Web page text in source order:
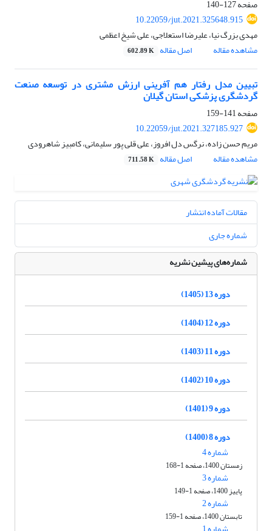
صفحه127-140
10.22059/jut.2021.325648.915
مهدی بزرگ نیا، علیرضا استعلاجی، علی شیخ اعظمی
مشاهده مقاله
اصل مقاله 602.89 K
تبیین مدل رفتار هم آفرینی ارزش مشتری در توسعه صنعت
گردشگری پزشکی استان گیلان
صفحه141-159
10.22059/jut.2021.327185.927
مریم حسن زاده، نرگس دل افروز، علی قلی پور سلیمانی، کامبیز شاهرودی
مشاهده مقاله
اصل مقاله 711.58 K
مقالات آماده انتشار
شماره جاری
شماره‌های پیشین نشریه
دوره 13 (1405)
دوره 12 (1404)
دوره 11 (1403)
دوره 10 (1402)
دوره 9 (1401)
دوره 8 (1400)
شماره 4
زمستان 1400، صفحه 1-168
شماره 3
پاییز 1400، صفحه 1-149
شماره 2
تابستان 1400، صفحه 1-159